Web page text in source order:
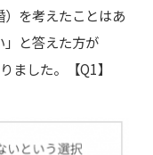
を考えたことはあ
」と答えた方が
ました。【Q1】